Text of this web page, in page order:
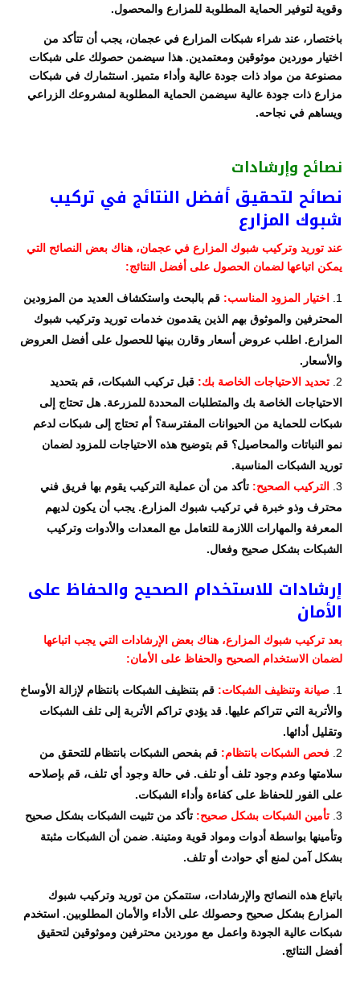
وقوية لتوفير الحماية المطلوبة للمزارع والمحصول.
باختصار، عند شراء شبكات المزارع في عجمان، يجب أن تتأكد من
اختيار موردين موثوقين ومعتمدين. هذا سيضمن حصولك على شبكات
مصنوعة من مواد ذات جودة عالية وأداء متميز. استثمارك في شبكات
مزارع ذات جودة عالية سيضمن الحماية المطلوبة لمشروعك الزراعي
ويساهم في نجاحه.
نصائح وإرشادات
نصائح لتحقيق أفضل النتائج في تركيب
شبوك المزارع
عند توريد وتركيب شبوك المزارع في عجمان، هناك بعض النصائح التي
يمكن اتباعها لضمان الحصول على أفضل النتائج:
اختيار المزود المناسب: قم بالبحث واستكشاف العديد من المزودين
المحترفين والموثوق بهم الذين يقدمون خدمات توريد وتركيب شبوك
المزارع. اطلب عروض أسعار وقارن بينها للحصول على أفضل العروض
والأسعار.
تحديد الاحتياجات الخاصة بك: قبل تركيب الشبكات، قم بتحديد
الاحتياجات الخاصة بك والمتطلبات المحددة للمزرعة. هل تحتاج إلى
شبكات للحماية من الحيوانات المفترسة؟ أم تحتاج إلى شبكات لدعم
نمو النباتات والمحاصيل؟ قم بتوضيح هذه الاحتياجات للمزود لضمان
توريد الشبكات المناسبة.
التركيب الصحيح: تأكد من أن عملية التركيب يقوم بها فريق فني
محترف وذو خبرة في تركيب شبوك المزارع. يجب أن يكون لديهم
المعرفة والمهارات اللازمة للتعامل مع المعدات والأدوات وتركيب
الشبكات بشكل صحيح وفعال.
إرشادات للاستخدام الصحيح والحفاظ على
الأمان
بعد تركيب شبوك المزارع، هناك بعض الإرشادات التي يجب اتباعها
لضمان الاستخدام الصحيح والحفاظ على الأمان:
صيانة وتنظيف الشبكات: قم بتنظيف الشبكات بانتظام لإزالة الأوساخ
والأتربة التي تتراكم عليها. قد يؤدي تراكم الأتربة إلى تلف الشبكات
وتقليل أدائها.
فحص الشبكات بانتظام: قم بفحص الشبكات بانتظام للتحقق من
سلامتها وعدم وجود تلف أو تلف. في حالة وجود أي تلف، قم بإصلاحه
على الفور للحفاظ على كفاءة وأداء الشبكات.
تأمين الشبكات بشكل صحيح: تأكد من تثبيت الشبكات بشكل صحيح
وتأمينها بواسطة أدوات ومواد قوية ومتينة. ضمن أن الشبكات مثبتة
بشكل آمن لمنع أي حوادث أو تلف.
باتباع هذه النصائح والإرشادات، ستتمكن من توريد وتركيب شبوك
المزارع بشكل صحيح وحصولك على الأداء والأمان المطلوبين. استخدم
شبكات عالية الجودة واعمل مع موردين محترفين وموثوقين لتحقيق
أفضل النتائج.